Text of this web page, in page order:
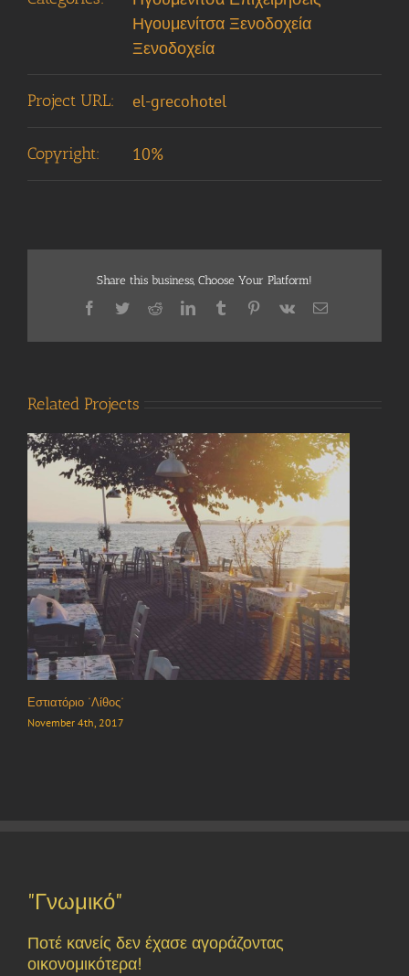
Ηγουμενίτσα Ξενοδοχεία
Ξενοδοχεία
Project URL: el-grecohotel
Copyright: 10%
Share this business, Choose Your Platform!
Facebook
TwitterRedditLinkedInTumblr Pinterest
Vk Email
Related Projects
Εστιατόριο “Λίθος”
November 4th, 2017
"Γνωμικό"
Ποτέ κανείς δεν έχασε αγοράζοντας
οικονομικότερα!